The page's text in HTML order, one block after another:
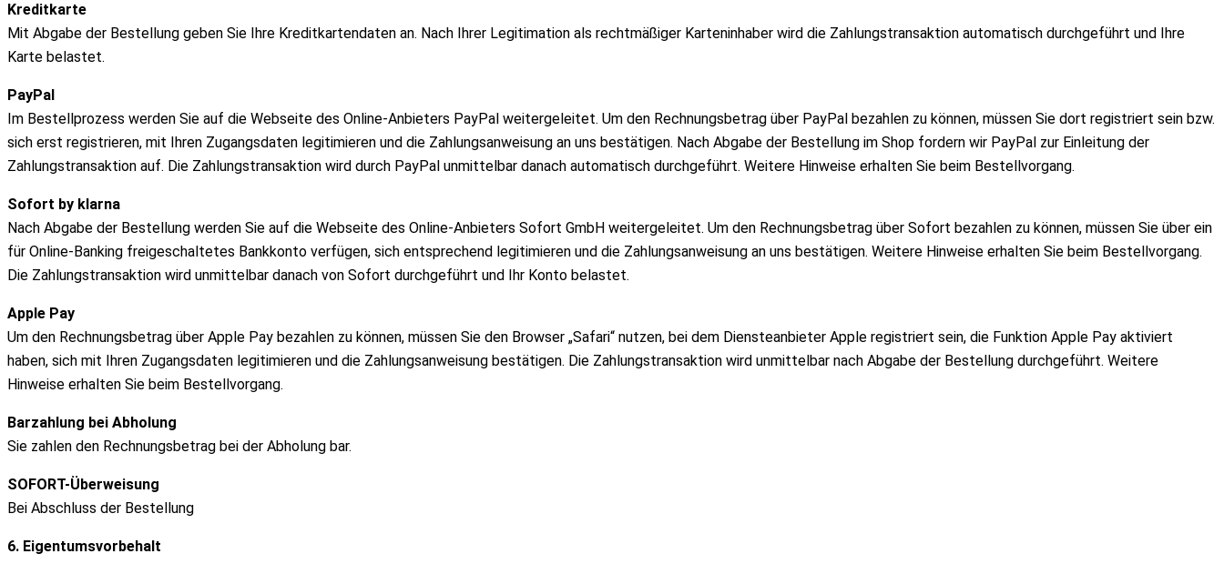
Kreditkarte
Mit Abgabe der Bestellung geben Sie Ihre Kreditkartendaten an. Nach Ihrer Legitimation als rechtmäßiger Karteninhaber wird die Zahlungstransaktion automatisch durchgeführt und Ihre
Karte belastet.
PayPal
Im Bestellprozess werden Sie auf die Webseite des Online-Anbieters PayPal weitergeleitet. Um den Rechnungsbetrag über PayPal bezahlen zu können, müssen Sie dort registriert sein bzw.
sich erst registrieren, mit Ihren Zugangsdaten legitimieren und die Zahlungsanweisung an uns bestätigen. Nach Abgabe der Bestellung im Shop fordern wir PayPal zur Einleitung der
Zahlungstransaktion auf. Die Zahlungstransaktion wird durch PayPal unmittelbar danach automatisch durchgeführt. Weitere Hinweise erhalten Sie beim Bestellvorgang.
Sofort by klarna
Nach Abgabe der Bestellung werden Sie auf die Webseite des Online-Anbieters Sofort GmbH weitergeleitet. Um den Rechnungsbetrag über Sofort bezahlen zu können, müssen Sie über ein
für Online-Banking freigeschaltetes Bankkonto verfügen, sich entsprechend legitimieren und die Zahlungsanweisung an uns bestätigen. Weitere Hinweise erhalten Sie beim Bestellvorgang.
Die Zahlungstransaktion wird unmittelbar danach von Sofort durchgeführt und Ihr Konto belastet.
Apple Pay
Um den Rechnungsbetrag über Apple Pay bezahlen zu können, müssen Sie den Browser „Safari“ nutzen, bei dem Diensteanbieter Apple registriert sein, die Funktion Apple Pay aktiviert
haben, sich mit Ihren Zugangsdaten legitimieren und die Zahlungsanweisung bestätigen. Die Zahlungstransaktion wird unmittelbar nach Abgabe der Bestellung durchgeführt. Weitere
Hinweise erhalten Sie beim Bestellvorgang.
Barzahlung bei Abholung
Sie zahlen den Rechnungsbetrag bei der Abholung bar.
SOFORT-Überweisung
Bei Abschluss der Bestellung
6. Eigentumsvorbehalt